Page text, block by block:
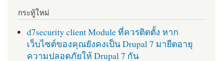
กระทู้ใหม่
d7security client Module ที่ควรติดตั้ง หาก
เว็บไซต์ของคุณยังคงเป็น Drupal 7 มายืดอายุ
ความปลอดภัยให้ Drupal 7 กัน